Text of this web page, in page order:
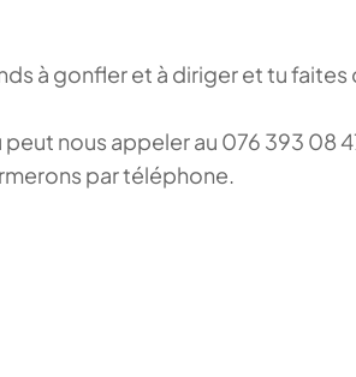
à gonfler et à diriger et tu
nous appeler au 076 393
par téléphone.